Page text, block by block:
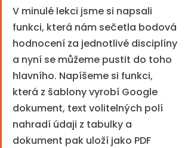
V minulé lekci jsme si napsali
funkci, která nám sečetla bodová
hodnocení za jednotlivé disciplíny
a nyní se můžeme pustit do toho
hlavního. Napíšeme si funkci,
která z šablony vyrobí Google
dokument, text volitelných polí
nahradí údaji z tabulky a
dokument pak uloží jako PDF